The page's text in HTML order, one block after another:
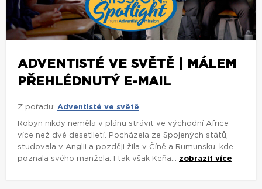
ADVENTISTÉ VE SVĚTĚ | MÁLEM
PŘEHLÉDNUTÝ E-MAIL
Z pořadu: Adventisté ve světě
Robyn nikdy neměla v plánu strávit ve východní Africe
více než dvě desetiletí. Pocházela ze Spojených států,
studovala v Anglii a později žila v Číně a Rumunsku, kde
poznala svého manžela. I tak však Keňa... zobrazit více